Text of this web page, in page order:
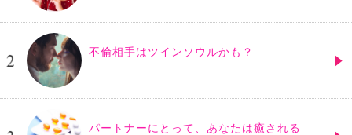
不倫相手はツインソウルかも？
パートナーにとって、あなたは癒される